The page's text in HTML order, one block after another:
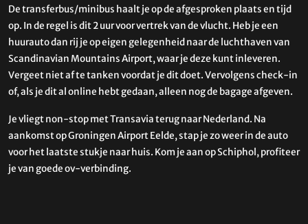
De transferbus/minibus haalt je op de afgesproken plaats en tijd
op. In de regel is dit 2 uur voor vertrek van de vlucht. Heb je een
huurauto dan rij je op eigen gelegenheid naar de luchthaven van
Scandinavian Mountains Airport, waar je deze kunt inleveren.
Vergeet niet af te tanken voordat je dit doet. Vervolgens check-in
of, als je dit al online hebt gedaan, alleen nog de bagage afgeven.
Je vliegt non-stop met Transavia terug naar Nederland. Na
aankomst op Groningen Airport Eelde, stap je zo weer in de auto
voor het laatste stukje naar huis. Kom je aan op Schiphol, profiteer
je van goede ov-verbinding.